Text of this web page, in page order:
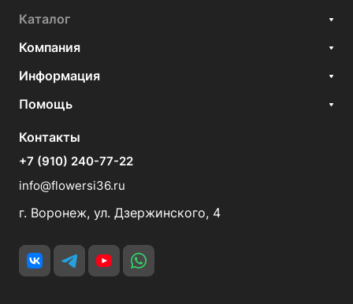
Каталог
Компания
Информация
Помощь
Контакты
+7 (910) 240-77-22
info@flowersi36.ru
г. Воронеж, ул. Дзержинского, 4